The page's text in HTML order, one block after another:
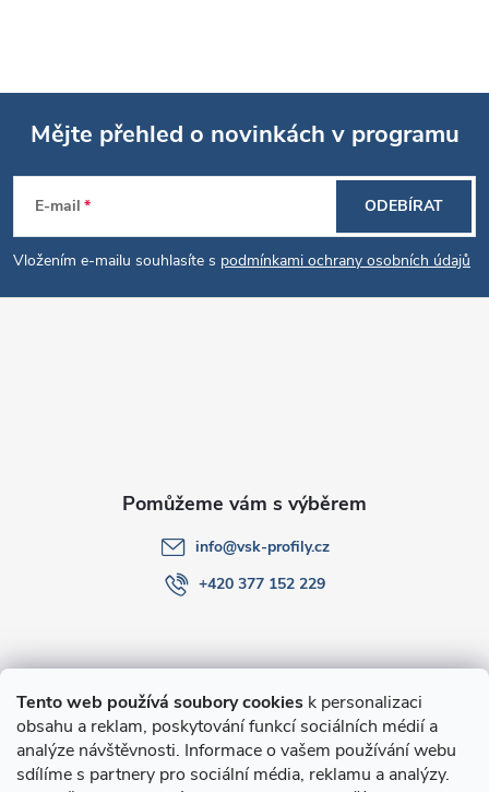
Tento web používá soubory cookies k personalizaci
obsahu a reklam, poskytování funkcí sociálních médií a
analýze návštěvnosti. Informace o vašem používání webu
sdílíme s partnery pro sociální média, reklamu a analýzy.
Z
á
p
Mějte přehled o novinkách v programu
E-mail
Vložením e-mailu souhlasíte s podmínkami ochrany osobních údajů
ODEBÍRAT
O nákupu
info@vsk-profily.cz
+420 377 152 229